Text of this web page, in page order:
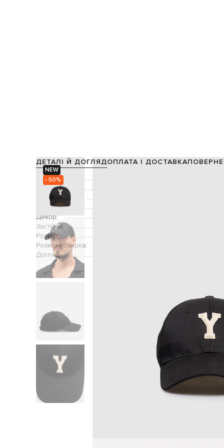
NEW
- 50%
ДЕТАЛІ Й ДОГЛЯДОПЛАТА І ДОСТАВКА
Склад:
Підкладка:
Виробництво:
Колір:
Декор:
Застібка:
Розмір:
Розмір козирка:
Догляд: